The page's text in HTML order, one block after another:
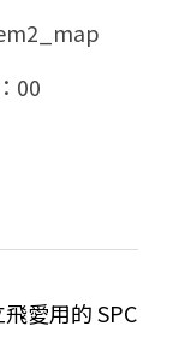
00
愛用的 SPC